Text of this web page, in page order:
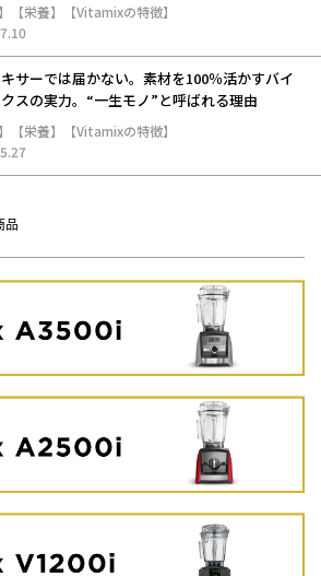
】【栄養】【Vitamixの特徴】
サーでは届かない。素材を100％活かすバイ
スの実力。“一生モノ”と呼ばれる理由
】【栄養】【Vitamixの特徴】
品